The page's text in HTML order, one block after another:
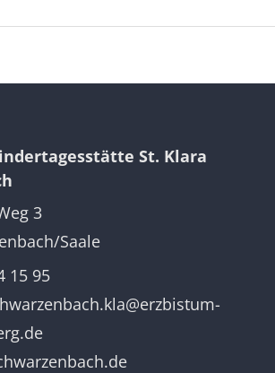
St. Klara
3
Saale
15 95